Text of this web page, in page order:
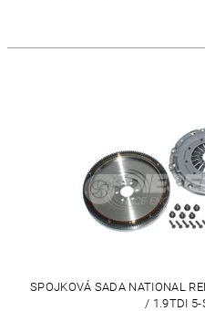
SPOJKOVÁ SADA NATIONAL
/ 1.9TDI 5-